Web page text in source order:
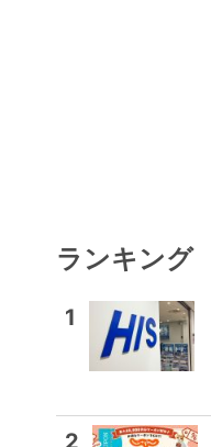
ランキング
1
2